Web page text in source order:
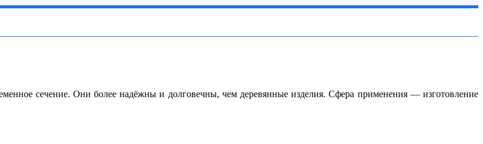
сечение. Они более надёжны и долговечны, чем деревянные изделия. Сфера применения — изготовление